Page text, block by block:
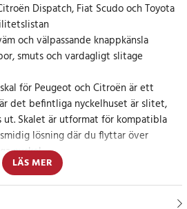
Dispatch, Fiat Scudo och Toyota
och välpassande knappkänsla
smuts och vardagligt slitage
för Peugeot och Citroën är ett
det befintliga nyckelhuset är slitet,
Skalet är utformat för kompatibla
lösning där du flyttar över
nyckel.
ger en bekväm känsla vid daglig
gör nyckelskalet lätt att
LÄS MER